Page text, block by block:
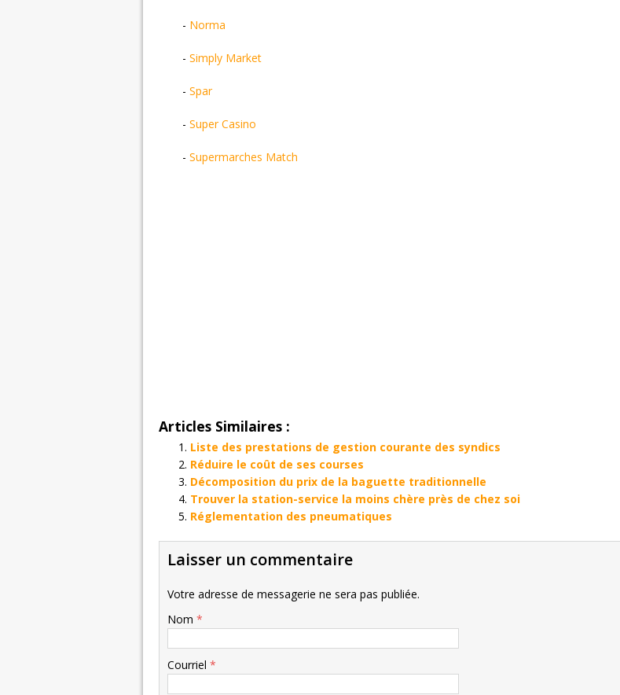
- Norma
- Simply Market
- Spar
- Super Casino
- Supermarches Match
Articles Similaires :
Liste des prestations de gestion courante des syndics
Réduire le coût de ses courses
Décomposition du prix de la baguette traditionnelle
Trouver la station-service la moins chère près de chez soi
Réglementation des pneumatiques
Laisser un commentaire
Votre adresse de messagerie ne sera pas publiée.
Nom *
Courriel *